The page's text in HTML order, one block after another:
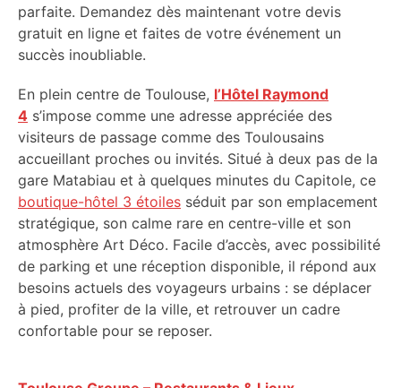
parfaite. Demandez dès maintenant votre devis
gratuit en ligne et faites de votre événement un
succès inoubliable.
En plein centre de Toulouse, l’Hôtel Raymond
4 s’impose comme une adresse appréciée des
visiteurs de passage comme des Toulousains
accueillant proches ou invités. Situé à deux pas de la
gare Matabiau et à quelques minutes du Capitole, ce
boutique-hôtel 3 étoiles séduit par son emplacement
stratégique, son calme rare en centre-ville et son
atmosphère Art Déco. Facile d’accès, avec possibilité
de parking et une réception disponible, il répond aux
besoins actuels des voyageurs urbains : se déplacer
à pied, profiter de la ville, et retrouver un cadre
confortable pour se reposer.